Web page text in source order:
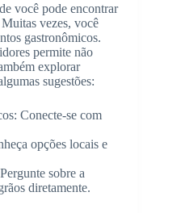
você pode encontrar
Muitas vezes, você
gastronômicos.
permite não
explorar
sugestões:
Conecte-se com
opções locais e
sobre a
diretamente.